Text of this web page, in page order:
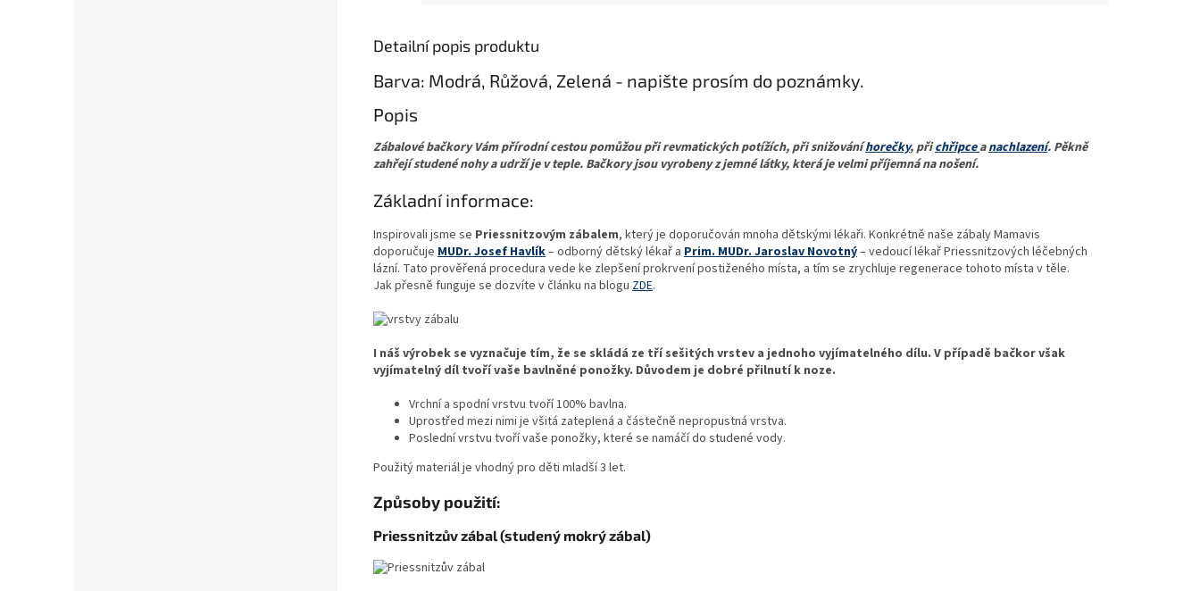
Detailní popis produktu
Barva: Modrá, Růžová, Zelená - napište prosím do poznámky.
Popis
Zábalové bačkory Vám přírodní cestou pomůžou při revmatických potížích, při snižováníhorečky, přichřipceanachlazení. Pěkně
zahřejí studené nohy a udrží je v teple. Bačkory jsou vyrobeny z jemné látky, která je velmi příjemná na nošení.
Základní informace:
Inspirovali jsme se Priessnitzovým zábalem, který je doporučován mnoha dětskými lékaři. Konkrétně naše zábaly Mamavis
doporučuje MUDr. Josef Havlík– odborný dětský lékař a Prim. MUDr. Jaroslav Novotný– vedoucí lékař Priessnitzových léčebných
lázní. Tato prověřená procedura vede ke zlepšení prokrvení postiženého místa, a tím se zrychluje regenerace tohoto místa v těle.
Jak přesně funguje se dozvíte v článku na blogu ZDE.
I náš výrobek se vyznačuje tím, že se skládá ze tří sešitých vrstev a jednoho vyjímatelného dílu. V případě bačkor však
vyjímatelný díl tvoří vaše bavlněné ponožky. Důvodem je dobré přilnutí k noze.
Vrchní a spodní vrstvu tvoří 100% bavlna.
Uprostřed mezi nimi je všitá zateplená a částečně nepropustná vrstva.
Poslední vrstvu tvoří vaše ponožky, které se namáčí do studené vody.
Použitý materiál je vhodný pro děti mladší 3 let.
Způsoby použití:
Priessnitzův zábal (studený mokrý zábal)